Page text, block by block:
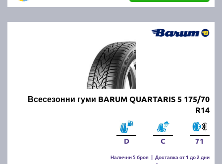
Всесезонни гуми BARUM QUARTARIS 5 175/70
R14
D C 71
Налични 5 броя | Доставка от 1 до 2 дни